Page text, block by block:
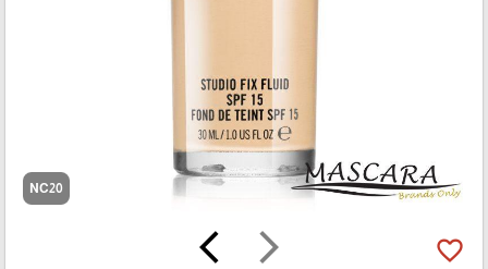
NC20
arrow_forward_ios
arrow_back_ios favorite_border